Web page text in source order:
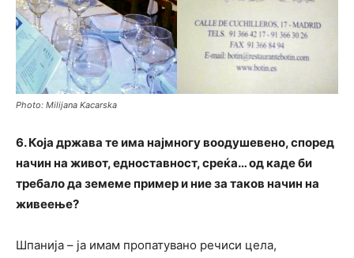
Photo: Milijana Kacarska
6. Која држава те има најмногу воодушевено, според
начин на живот, едноставност, среќа… од каде би
требало да земеме пример и ние за таков начин на
живеење?
Шпанија – ја имам пропатувано речиси цела,